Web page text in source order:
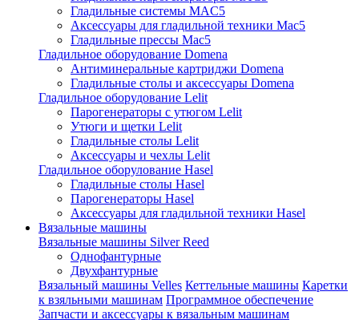
Гладильные системы MAC5
Аксессуары для гладильной техники Mac5
Гладильные прессы Mac5
Гладильное оборудование Domena
Антиминеральные картриджи Domena
Гладильные столы и аксессуары Domena
Гладильное оборудование Lelit
Парогенераторы с утюгом Lelit
Утюги и щетки Lelit
Гладильные столы Lelit
Аксессуары и чехлы Lelit
Гладильное оборулование Hasel
Гладильные столы Hasel
Парогенераторы Hasel
Аксессуары для гладильной техники Hasel
Вязальные машины
Вязальные машины Silver Reed
Однофантурные
Двухфантурные
Вязальный машины Velles Кеттельные машины Каретки
к взяльными машинам Программное обеспечение
Запчасти и аксессуары к вязальным машинам